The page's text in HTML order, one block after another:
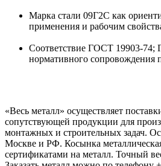
Марка стали 09Г2С как
применения и рабочим
Соответствие ГОСТ 19903-74;
нормативного сопровождения
«Весь металл» осуществляет
сопутствующей продукции для
монтажных и строительных задач.
Москве и РФ. Косынка
сертификатами на металл. Точный